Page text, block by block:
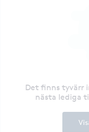
Det finns tyvärr
nästa lediga